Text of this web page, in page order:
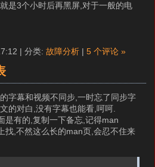
是3个小时后再黑屏,对于一般的电
| 分类: 故障分析 | 5 个评论 »
字幕和视频不同步,一时忘了同步字
的对白,没有字幕也能看,呵呵.
是有的,复制一下备忘,记得man
找,不然这么长的man页,会忍不住来